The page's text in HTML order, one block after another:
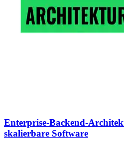
Enterprise-Backend-
skalierbare Software